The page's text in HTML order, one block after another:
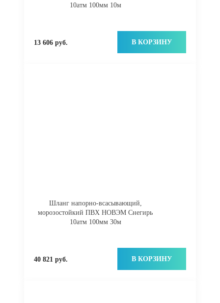
10атм 100мм 10м
13 606 руб. В КОРЗИНУ
Шланг напорно-всасывающий,
морозостойкий ПВХ НОВЭМ Снегирь
10атм 100мм 30м
40 821 руб. В КОРЗИНУ